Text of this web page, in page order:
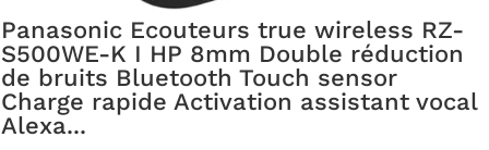
Panasonic Ecouteurs true wireless RZ-
S500WE-K I HP 8mm Double réduction
de bruits Bluetooth Touch sensor
Charge rapide Activation assistant vocal
Alexa...